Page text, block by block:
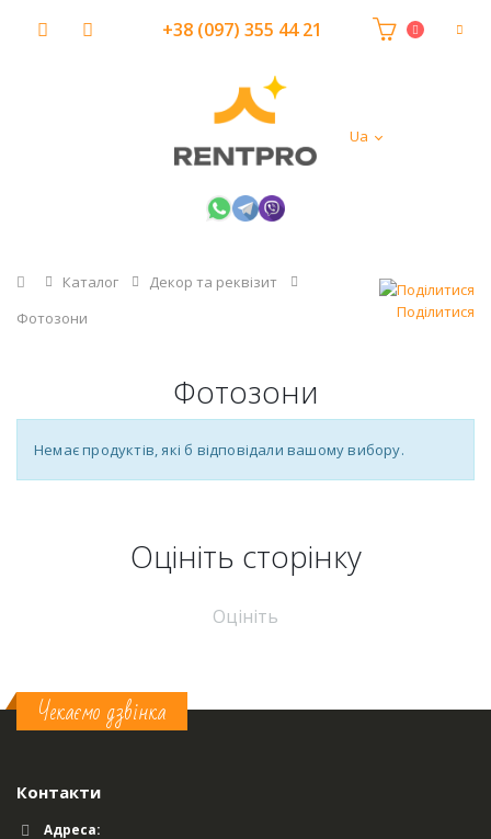
Ua
+38 (097) 355 44 21
Головна
Каталог
Декор та реквізит
Фотозони
Поділитися
Фотозони
Немає продуктів, які б відповідали вашому вибору.
Оцініть cторінку
Оцініть
Чекаємо дзвінка
Контакти
Адреса: